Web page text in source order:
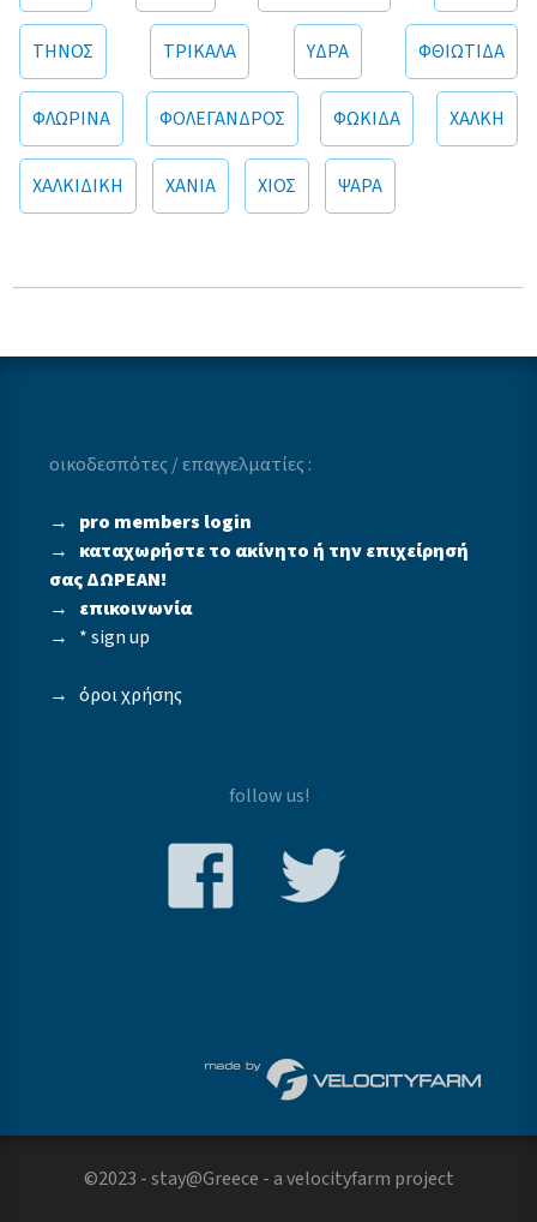
ΤΗΝΟΣ ΤΡΙΚΑΛΑ ΥΔΡΑ ΦΘΙΩΤΙΔΑ
ΦΛΩΡΙΝΑ ΦΟΛΕΓΑΝΔΡΟΣ ΦΩΚΙΔΑ ΧΑΛΚΗ
ΧΑΛΚΙΔΙΚΗ ΧΑΝΙΑ ΧΙΟΣ ΨΑΡΑ
οικοδεσπότες / επαγγελματίες :
→ pro members login
→καταχωρήστε το ακίνητο ή την επιχείρησή
σας ΔΩΡΕΑΝ!
→ επικοινωνία
→ * sign up
→όροι χρήσης
follow us!
©2023 - stay@Greece - avelocityfarm project